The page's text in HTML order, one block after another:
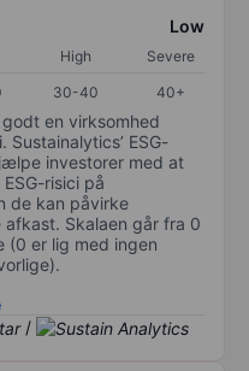
Low
High
Severe
30-40 40+
en virksomhed
ESG-
investorer med at
risici på
de kan påvirke
Skalaen går fra 0
(0 er lig med ingen
/